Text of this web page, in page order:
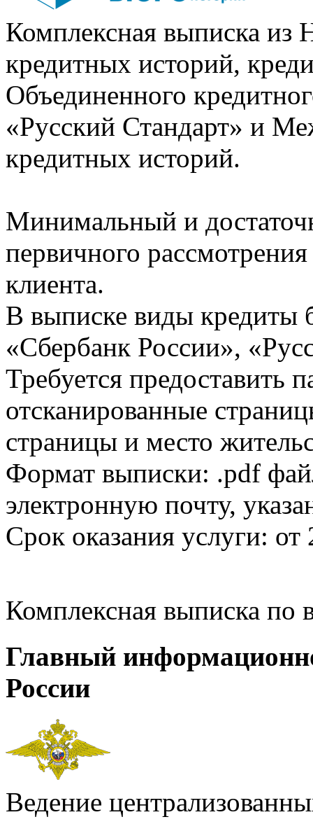
Комплексная выписка из
кредитных историй,
Объединенного
«Русский Стандарт» и
кредитных историй.
Минимальный и
первичного
клиента.
В выписке виды кредиты
«Сбербанк России»,
Требуется предоставить
отсканированные
страницы и место
Формат выписки: .pdf
электронную почту,
Срок оказания услуги: от
Комплексная выписка
Главный
России
Ведение